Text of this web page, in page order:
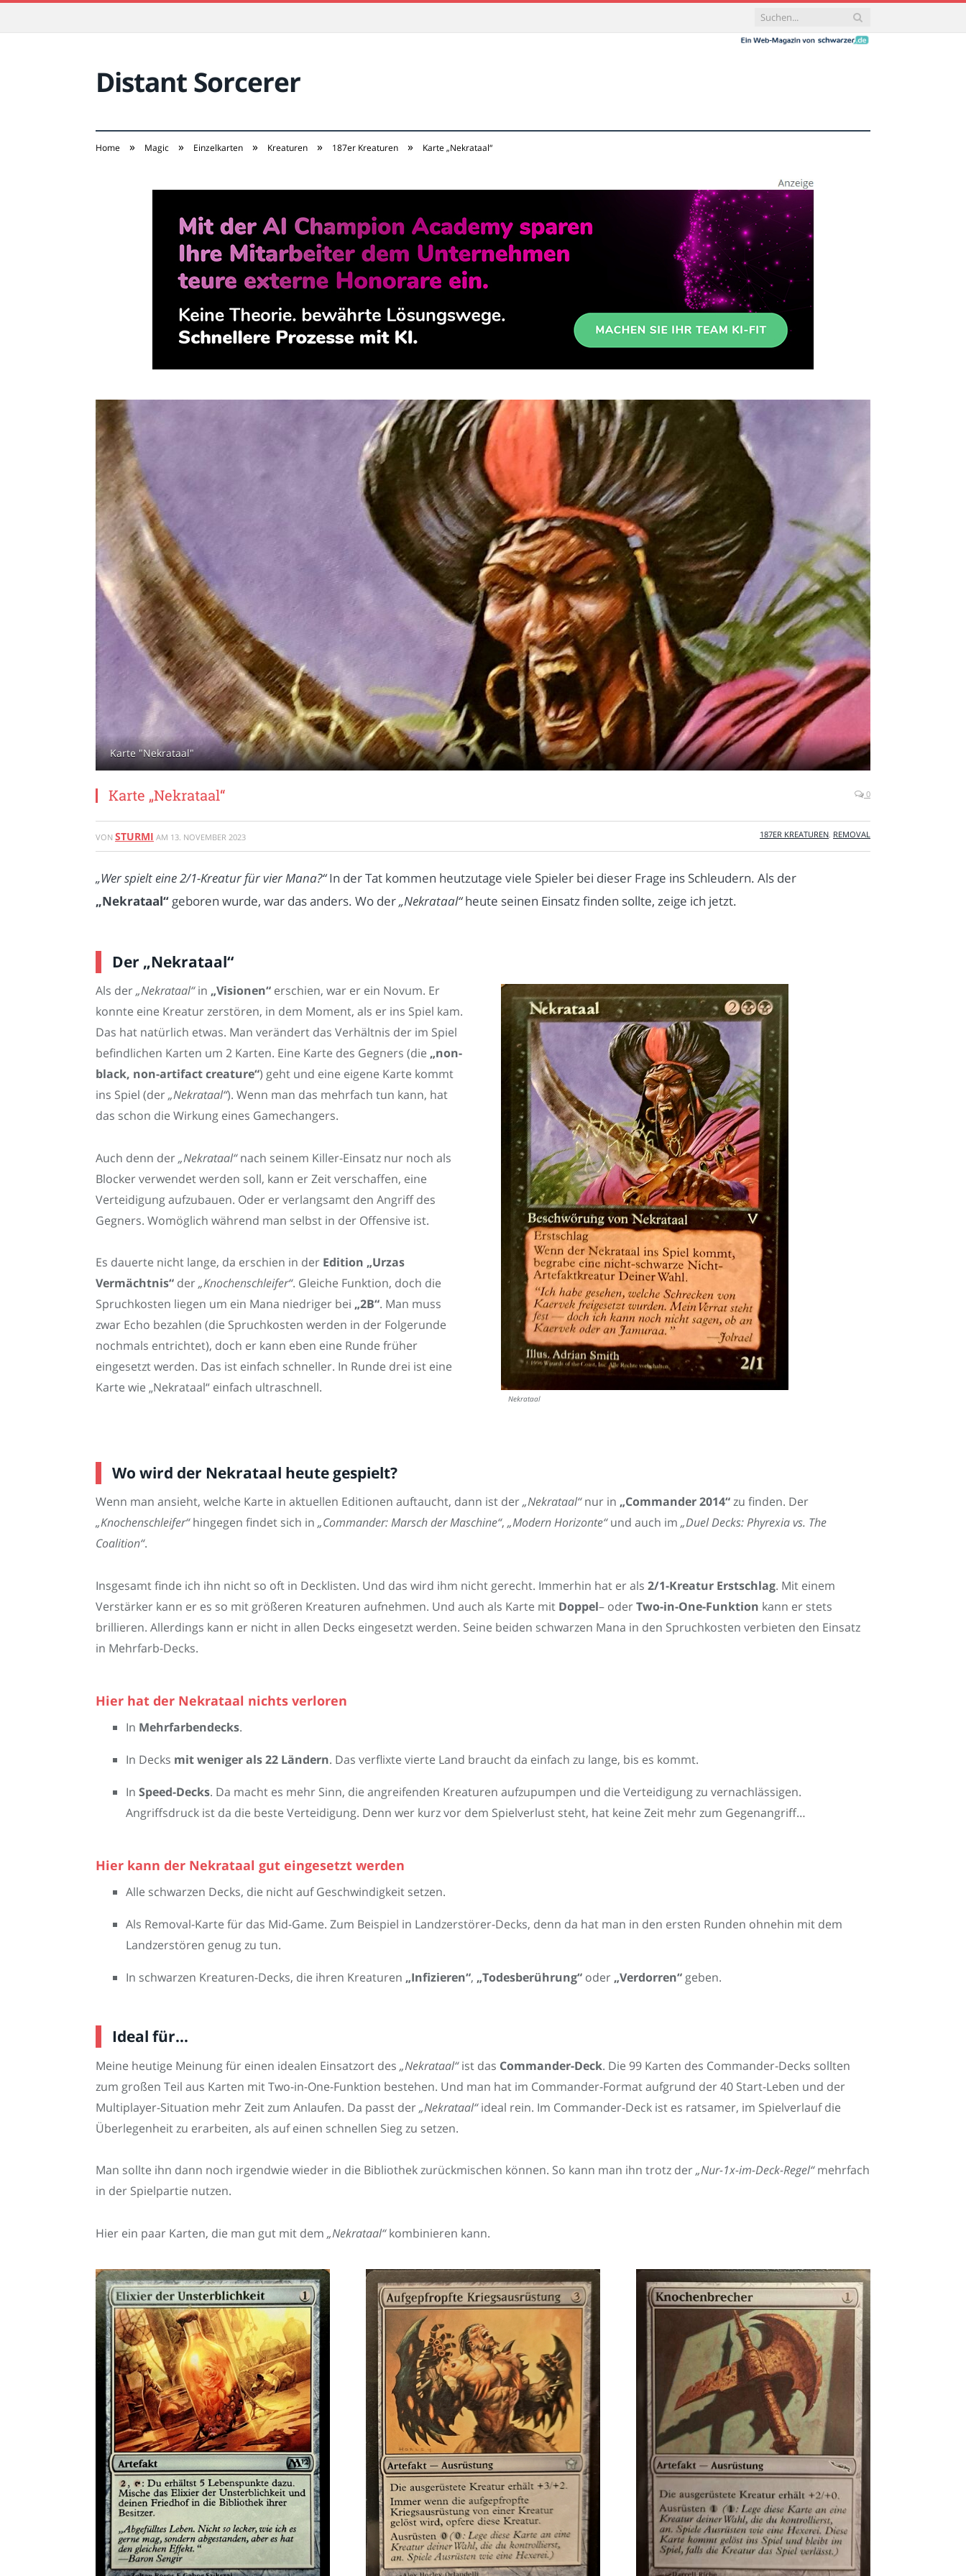
Distant Sorcerer
Home » Magic » Einzelkarten » Kreaturen » 187er Kreaturen » Karte „Nekrataal“
Karte "Nekrataal"
Karte „Nekrataal“ 0
VON STURMI AM 13. NOVEMBER 2023 187ER KREATUREN, REMOVAL
„Wer spielt eine 2/1-Kreatur für vier Mana?“In der Tat kommen heutzutage viele Spieler bei dieser Frage ins Schleudern. Als der
„Nekrataal“ geboren wurde, war das anders. Wo der„Nekrataal“heute seinen Einsatz finden sollte, zeige ich jetzt.
Der „Nekrataal“
Als der„Nekrataal“in „Visionen“ erschien, war er ein Novum. Er
konnte eine Kreatur zerstören, in dem Moment, als er ins Spiel kam.
Das hat natürlich etwas. Man verändert das Verhältnis der im Spiel
befindlichen Karten um 2 Karten. Eine Karte des Gegners (die „non-
black, non-artifact creature“) geht und eine eigene Karte kommt
ins Spiel (der„Nekrataal“). Wenn man das mehrfach tun kann, hat
das schon die Wirkung eines Gamechangers.
Auch denn der„Nekrataal“nach seinem Killer-Einsatz nur noch als
Blocker verwendet werden soll, kann er Zeit verschaffen, eine
Verteidigung aufzubauen. Oder er verlangsamt den Angriff des
Gegners. Womöglich während man selbst in der Offensive ist.
Es dauerte nicht lange, da erschien in der Edition „Urzas
Vermächtnis“ der„Knochenschleifer“. Gleiche Funktion, doch die
Spruchkosten liegen um ein Mana niedriger bei „2B“. Man muss
zwar Echo bezahlen (die Spruchkosten werden in der Folgerunde
nochmals entrichtet), doch er kann eben eine Runde früher
eingesetzt werden. Das ist einfach schneller. In Runde drei ist eine
Karte wie „Nekrataal“ einfach ultraschnell.
Nekrataal
Wo wird der Nekrataal heute gespielt?
Wenn man ansieht, welche Karte in aktuellen Editionen auftaucht, dann ist der„Nekrataal“nur in „Commander 2014“zu finden. Der
„Knochenschleifer“hingegen findet sich in „Commander: Marsch der Maschine“, „Modern Horizonte“und auch im „Duel Decks: Phyrexia vs. The
Coalition“.
Insgesamt finde ich ihn nicht so oft in Decklisten. Und das wird ihm nicht gerecht. Immerhin hat er als 2/1-Kreatur Erstschlag. Mit einem
Verstärker kann er es so mit größeren Kreaturen aufnehmen. Und auch als Karte mit Doppel– oderTwo-in-One-Funktion kann er stets
brillieren. Allerdings kann er nicht in allen Decks eingesetzt werden. Seine beiden schwarzen Mana in den Spruchkosten verbieten den Einsatz
in Mehrfarb-Decks.
Hier hat der Nekrataal nichts verloren
In Mehrfarbendecks.
In Decks mit weniger als 22 Ländern. Das verflixte vierte Land braucht da einfach zu lange, bis es kommt.
In Speed-Decks. Da macht es mehr Sinn, die angreifenden Kreaturen aufzupumpen und die Verteidigung zu vernachlässigen.
Angriffsdruck ist da die beste Verteidigung. Denn wer kurz vor dem Spielverlust steht, hat keine Zeit mehr zum Gegenangriff…
Hier kann der Nekrataal gut eingesetzt werden
Alle schwarzen Decks, die nicht auf Geschwindigkeit setzen.
Als Removal-Karte für das Mid-Game. Zum Beispiel in Landzerstörer-Decks, denn da hat man in den ersten Runden ohnehin mit dem
Landzerstören genug zu tun.
In schwarzen Kreaturen-Decks, die ihren Kreaturen „Infizieren“, „Todesberührung“ oder „Verdorren“ geben.
Ideal für…
Meine heutige Meinung für einen idealen Einsatzort des „Nekrataal“ist das Commander-Deck. Die 99 Karten des Commander-Decks sollten
zum großen Teil aus Karten mit Two-in-One-Funktion bestehen. Und man hat im Commander-Format aufgrund der 40 Start-Leben und der
Multiplayer-Situation mehr Zeit zum Anlaufen. Da passt der„Nekrataal“ideal rein. Im Commander-Deck ist es ratsamer, im Spielverlauf die
Überlegenheit zu erarbeiten, als auf einen schnellen Sieg zu setzen.
Man sollte ihn dann noch irgendwie wieder in die Bibliothek zurückmischen können. So kann man ihn trotz der„Nur-1x-im-Deck-Regel“mehrfach
in der Spielpartie nutzen.
Hier ein paar Karten, die man gut mit dem „Nekrataal“kombinieren kann.